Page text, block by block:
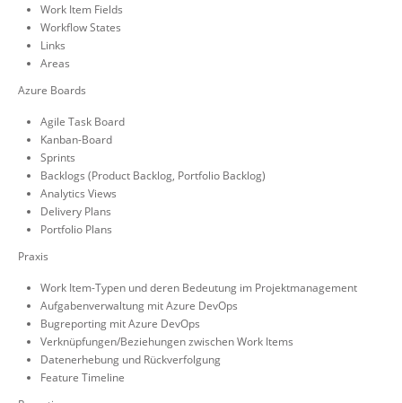
Work Item Fields
Workflow States
Links
Areas
Azure Boards
Agile Task Board
Kanban-Board
Sprints
Backlogs (Product Backlog, Portfolio Backlog)
Analytics Views
Delivery Plans
Portfolio Plans
Praxis
Work Item-Typen und deren Bedeutung im Projektmanagement
Aufgabenverwaltung mit Azure DevOps
Bugreporting mit Azure DevOps
Verknüpfungen/Beziehungen zwischen Work Items
Datenerhebung und Rückverfolgung
Feature Timeline